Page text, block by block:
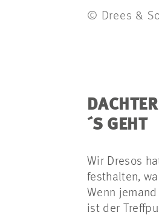
© Drees &
´S GEHT
Wir Dresos
festhalten,
Wenn
ist der